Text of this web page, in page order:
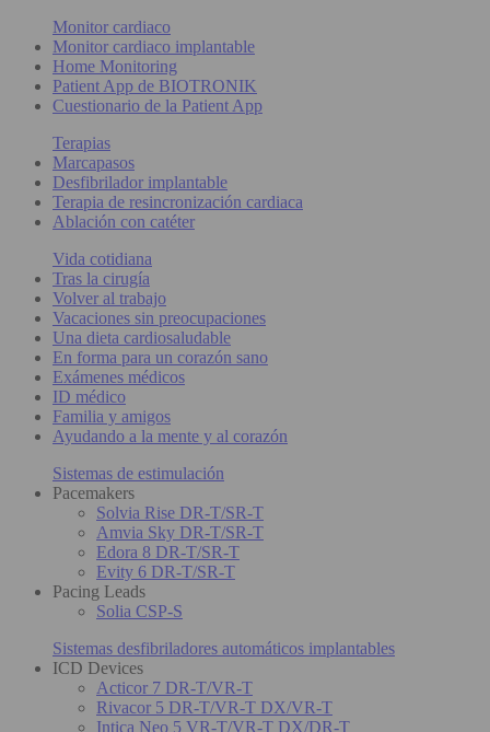
Monitor cardiaco
Monitor cardiaco implantable
Home Monitoring
Patient App de BIOTRONIK
Cuestionario de la Patient App
Terapias
Marcapasos
Desfibrilador implantable
Terapia de resincronización cardiaca
Ablación con catéter
Vida cotidiana
Tras la cirugía
Volver al trabajo
Vacaciones sin preocupaciones
Una dieta cardiosaludable
En forma para un corazón sano
Exámenes médicos
ID médico
Familia y amigos
Ayudando a la mente y al corazón
Sistemas de estimulación
Pacemakers
Solvia Rise DR-T/SR-T
Amvia Sky DR-T/SR-T
Edora 8 DR-T/SR-T
Evity 6 DR-T/SR-T
Pacing Leads
Solia CSP-S
Sistemas desfibriladores automáticos implantables
ICD Devices
Acticor 7 DR-T/VR-T
Rivacor 5 DR-T/VR-T DX/VR-T
Intica Neo 5 VR-T/VR-T DX/DR-T